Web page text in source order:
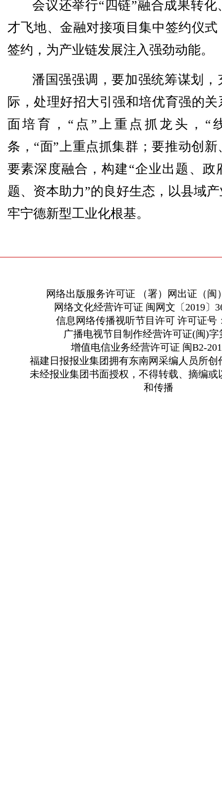
会议还举行“四链”融合成果转
才飞地、金融对接项目集中签约仪式
签约，为产业链发展注入强劲动能。
潘国强强调，要加强统筹谋划，
际，处理好招大引强和培优育强的
面培育，“点”上重点抓龙头，“
条，“面”上重点抓集群；要推动创
要素深度融合，构建“企业出题、政
题、资本助力”的良好生态，以县域
牢宁德新型工业化根基。
网络出版服务许可证 （署）网出证（闽
网络文化经营许可证 闽网文〔2019〕
信息网络传播视听节目许可 许可证号
广播电视节目制作经营许可证(闽)字
增值电信业务经营许可证 闽B2-
福建日报报业集团拥有东南网采编人员所创
未经报业集团书面授权，不得转载、摘编或
和传播